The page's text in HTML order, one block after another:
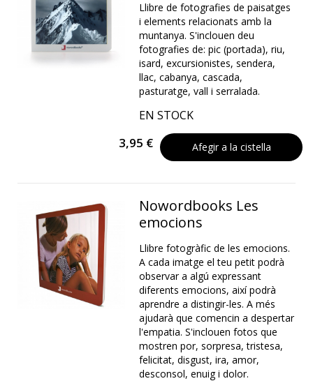
Llibre de fotografies de paisatges
i elements relacionats amb la
muntanya. S'inclouen deu
fotografies de: pic (portada), riu,
isard, excursionistes, sendera,
llac, cabanya, cascada,
pasturatge, vall i serralada.
EN STOCK
3,95 € Afegir a la cistella
Nowordbooks Les
emocions
Llibre fotogràfic de les emocions.
A cada imatge el teu petit podrà
observar a algú expressant
diferents emocions, així podrà
aprendre a distingir-les. A més
ajudarà que comencin a despertar
l'empatia. S'inclouen fotos que
mostren por, sorpresa, tristesa,
felicitat, disgust, ira, amor,
desconsol, enuig i dolor.